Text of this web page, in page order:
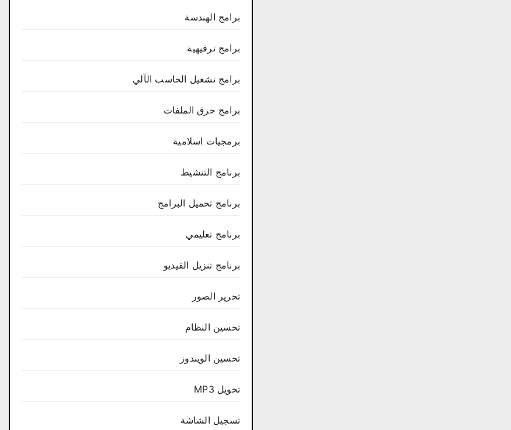
برامج الهندسة
برامج ترفيهية
برامج تشغيل الحاسب الآلي
برامج حرق الملفات
برمجيات اسلامية
برنامج التنشيط
برنامج تحميل البرامج
برنامج تعليمي
برنامج تنزيل الفيديو
تحرير الصور
تحسين النظام
تحسين الويندوز
تحويل MP3
تسجيل الشاشة